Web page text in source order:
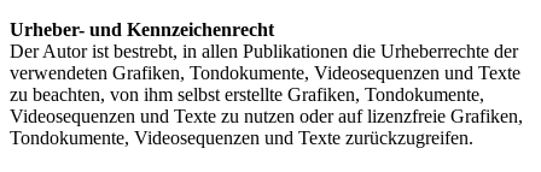
Urheber- und Kennzeichenrecht
Der Autor ist bestrebt, in allen Publikationen die Urheberrechte der
verwendeten Grafiken, Tondokumente, Videosequenzen und Texte
zu beachten, von ihm selbst erstellte Grafiken, Tondokumente,
Videosequenzen und Texte zu nutzen oder auf lizenzfreie Grafiken,
Tondokumente, Videosequenzen und Texte zurückzugreifen.